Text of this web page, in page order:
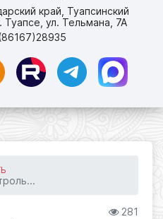
край, Туапсинский
Туапсе, ул. Тельмана, 7А
281